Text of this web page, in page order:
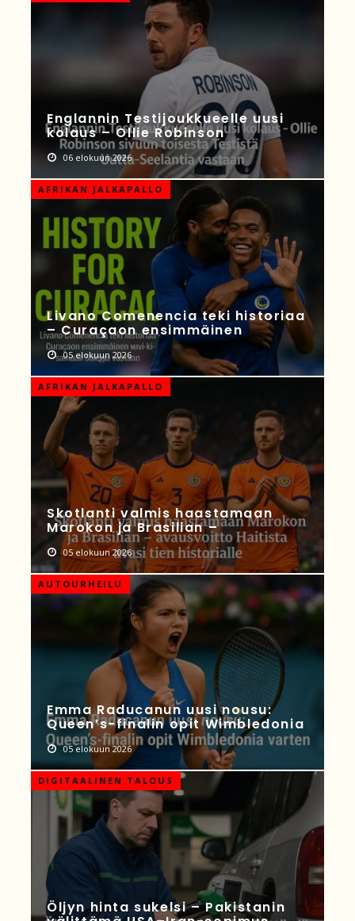
Englannin Testijoukkueelle uusi
kolaus – Ollie Robinson
06 elokuun 2026
AFRIKAN JALKAPALLO
Livano Comenencia teki historiaa
– Curaçaon ensimmäinen
05 elokuun 2026
AFRIKAN JALKAPALLO
Skotlanti valmis haastamaan
Marokon ja Brasilian –
05 elokuun 2026
AUTOURHEILU
Emma Raducanun uusi nousu:
Queen’s-finalin opit Wimbledonia
05 elokuun 2026
DIGITAALINEN TALOUS
Öljyn hinta sukelsi – Pakistanin